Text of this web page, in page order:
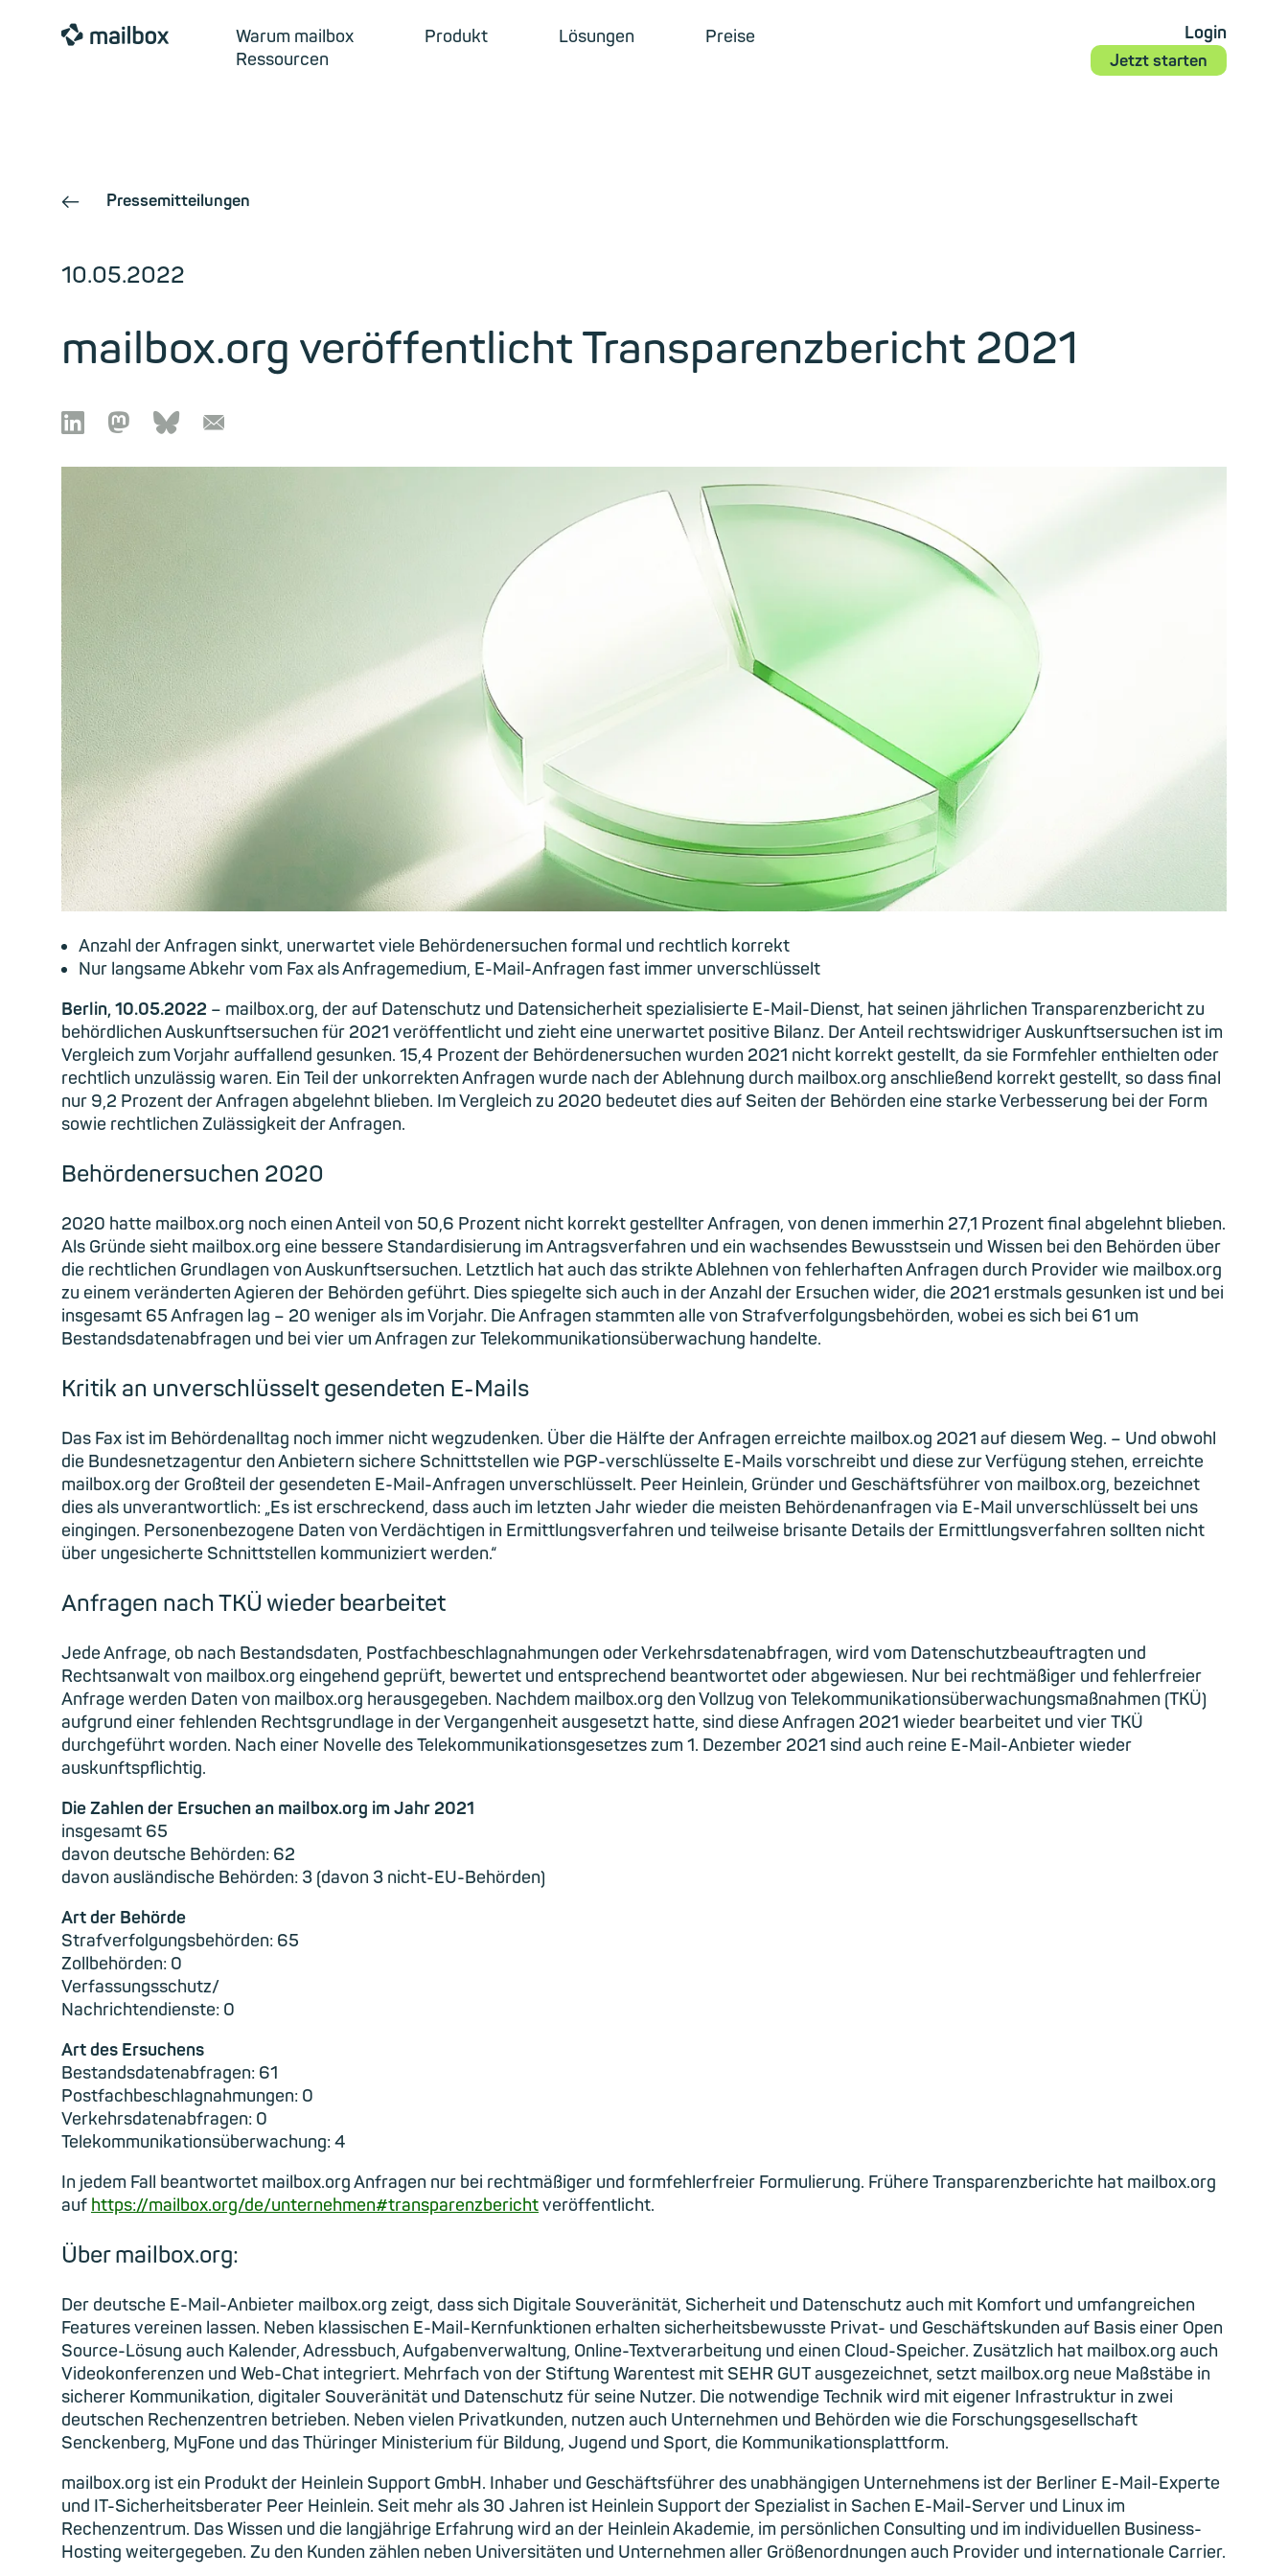
mailbox Warum mailbox Produkt Lösungen
Preise
Ressourcen
Login
Jetzt starten
← Pressemitteilungen
10.05.2022
mailbox.org veröffentlicht Transparenzbericht 2021
 🦣︎ 🦋︎ 📧︎
Anzahl der Anfragen sinkt, unerwartet viele Behördenersuchen formal und rechtlich korrekt
Nur langsame Abkehr vom Fax als Anfragemedium, E-Mail-Anfragen fast immer unverschlüsselt
Berlin, 10.05.2022 – mailbox.org, der auf Datenschutz und Datensicherheit spezialisierte E-Mail-Dienst, hat seinen jährlichen Transparenzbericht zu
behördlichen Auskunftsersuchen für 2021 veröffentlicht und zieht eine unerwartet positive Bilanz. Der Anteil rechtswidriger Auskunftsersuchen ist im
Vergleich zum Vorjahr auffallend gesunken. 15,4 Prozent der Behördenersuchen wurden 2021 nicht korrekt gestellt, da sie Formfehler enthielten oder
rechtlich unzulässig waren. Ein Teil der unkorrekten Anfragen wurde nach der Ablehnung durch mailbox.org anschließend korrekt gestellt, so dass final
nur 9,2 Prozent der Anfragen abgelehnt blieben. Im Vergleich zu 2020 bedeutet dies auf Seiten der Behörden eine starke Verbesserung bei der Form
sowie rechtlichen Zulässigkeit der Anfragen.
Behördenersuchen 2020
2020 hatte mailbox.org noch einen Anteil von 50,6 Prozent nicht korrekt gestellter Anfragen, von denen immerhin 27,1 Prozent final abgelehnt blieben.
Als Gründe sieht mailbox.org eine bessere Standardisierung im Antragsverfahren und ein wachsendes Bewusstsein und Wissen bei den Behörden über
die rechtlichen Grundlagen von Auskunftsersuchen. Letztlich hat auch das strikte Ablehnen von fehlerhaften Anfragen durch Provider wie mailbox.org
zu einem veränderten Agieren der Behörden geführt. Dies spiegelte sich auch in der Anzahl der Ersuchen wider, die 2021 erstmals gesunken ist und bei
insgesamt 65 Anfragen lag – 20 weniger als im Vorjahr. Die Anfragen stammten alle von Strafverfolgungsbehörden, wobei es sich bei 61 um
Bestandsdatenabfragen und bei vier um Anfragen zur Telekommunikationsüberwachung handelte.
Kritik an unverschlüsselt gesendeten E-Mails
Das Fax ist im Behördenalltag noch immer nicht wegzudenken. Über die Hälfte der Anfragen erreichte mailbox.og 2021 auf diesem Weg. – Und obwohl
die Bundesnetzagentur den Anbietern sichere Schnittstellen wie PGP-verschlüsselte E-Mails vorschreibt und diese zur Verfügung stehen, erreichte
mailbox.org der Großteil der gesendeten E-Mail-Anfragen unverschlüsselt. Peer Heinlein, Gründer und Geschäftsführer von mailbox.org, bezeichnet
dies als unverantwortlich: „Es ist erschreckend, dass auch im letzten Jahr wieder die meisten Behördenanfragen via E-Mail unverschlüsselt bei uns
eingingen. Personenbezogene Daten von Verdächtigen in Ermittlungsverfahren und teilweise brisante Details der Ermittlungsverfahren sollten nicht
über ungesicherte Schnittstellen kommuniziert werden.“
Anfragen nach TKÜ wieder bearbeitet
Jede Anfrage, ob nach Bestandsdaten, Postfachbeschlagnahmungen oder Verkehrsdatenabfragen, wird vom Datenschutzbeauftragten und
Rechtsanwalt von mailbox.org eingehend geprüft, bewertet und entsprechend beantwortet oder abgewiesen. Nur bei rechtmäßiger und fehlerfreier
Anfrage werden Daten von mailbox.org herausgegeben. Nachdem mailbox.org den Vollzug von Telekommunikationsüberwachungsmaßnahmen (TKÜ)
aufgrund einer fehlenden Rechtsgrundlage in der Vergangenheit ausgesetzt hatte, sind diese Anfragen 2021 wieder bearbeitet und vier TKÜ
durchgeführt worden. Nach einer Novelle des Telekommunikationsgesetzes zum 1. Dezember 2021 sind auch reine E-Mail-Anbieter wieder
auskunftspflichtig.
Die Zahlen der Ersuchen an mailbox.org im Jahr 2021
insgesamt 65
davon deutsche Behörden: 62
davon ausländische Behörden: 3 (davon 3 nicht-EU-Behörden)
Art der Behörde
Strafverfolgungsbehörden: 65
Zollbehörden: 0
Verfassungsschutz/
Nachrichtendienste: 0
Art des Ersuchens
Bestandsdatenabfragen: 61
Postfachbeschlagnahmungen: 0
Verkehrsdatenabfragen: 0
Telekommunikationsüberwachung: 4
In jedem Fall beantwortet mailbox.org Anfragen nur bei rechtmäßiger und formfehlerfreier Formulierung. Frühere Transparenzberichte hat mailbox.org
auf https://mailbox.org/de/unternehmen#transparenzberichtveröffentlicht.
Über mailbox.org:
Der deutsche E-Mail-Anbieter mailbox.org zeigt, dass sich Digitale Souveränität, Sicherheit und Datenschutz auch mit Komfort und umfangreichen
Features vereinen lassen. Neben klassischen E-Mail-Kernfunktionen erhalten sicherheitsbewusste Privat- und Geschäftskunden auf Basis einer Open
Source-Lösung auch Kalender, Adressbuch, Aufgabenverwaltung, Online-Textverarbeitung und einen Cloud-Speicher. Zusätzlich hat mailbox.org auch
Videokonferenzen und Web-Chat integriert. Mehrfach von der Stiftung Warentest mit SEHR GUT ausgezeichnet, setzt mailbox.org neue Maßstäbe in
sicherer Kommunikation, digitaler Souveränität und Datenschutz für seine Nutzer. Die notwendige Technik wird mit eigener Infrastruktur in zwei
deutschen Rechenzentren betrieben. Neben vielen Privatkunden, nutzen auch Unternehmen und Behörden wie die Forschungsgesellschaft
Senckenberg, MyFone und das Thüringer Ministerium für Bildung, Jugend und Sport, die Kommunikationsplattform.
mailbox.org ist ein Produkt der Heinlein Support GmbH. Inhaber und Geschäftsführer des unabhängigen Unternehmens ist der Berliner E-Mail-Experte
und IT-Sicherheitsberater Peer Heinlein. Seit mehr als 30 Jahren ist Heinlein Support der Spezialist in Sachen E-Mail-Server und Linux im
Rechenzentrum. Das Wissen und die langjährige Erfahrung wird an der Heinlein Akademie, im persönlichen Consulting und im individuellen Business-
Hosting weitergegeben. Zu den Kunden zählen neben Universitäten und Unternehmen aller Größenordnungen auch Provider und internationale Carrier.